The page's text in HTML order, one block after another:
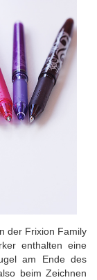
der Frixion Family
enthalten eine
am Ende des
beim Zeichnen